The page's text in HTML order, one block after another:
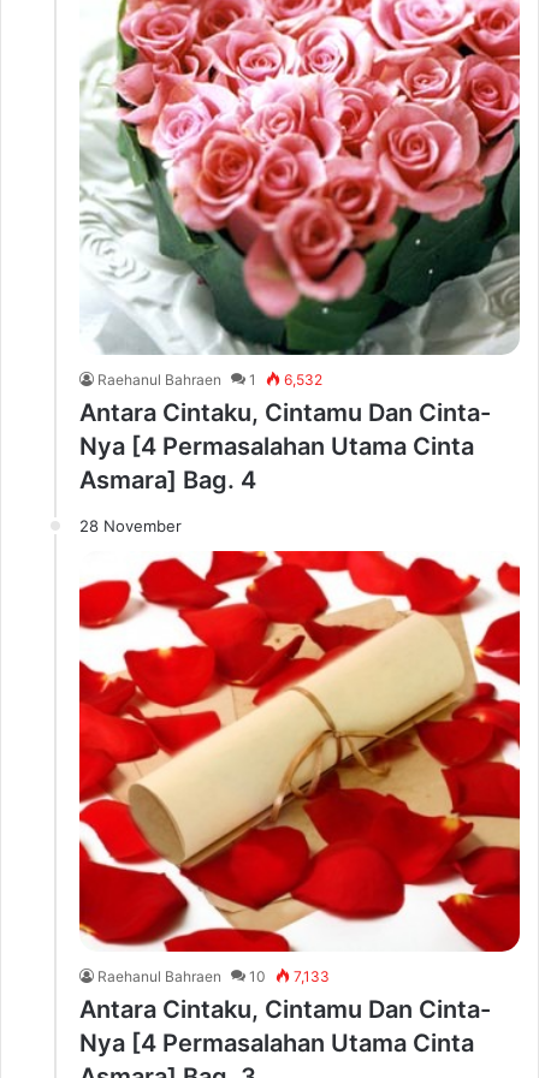
Raehanul Bahraen 1 6,532
Antara Cintaku, Cintamu Dan Cinta-
Nya [4 Permasalahan Utama Cinta
Asmara] Bag. 4
28 November
Raehanul Bahraen 10 7,133
Antara Cintaku, Cintamu Dan Cinta-
Nya [4 Permasalahan Utama Cinta